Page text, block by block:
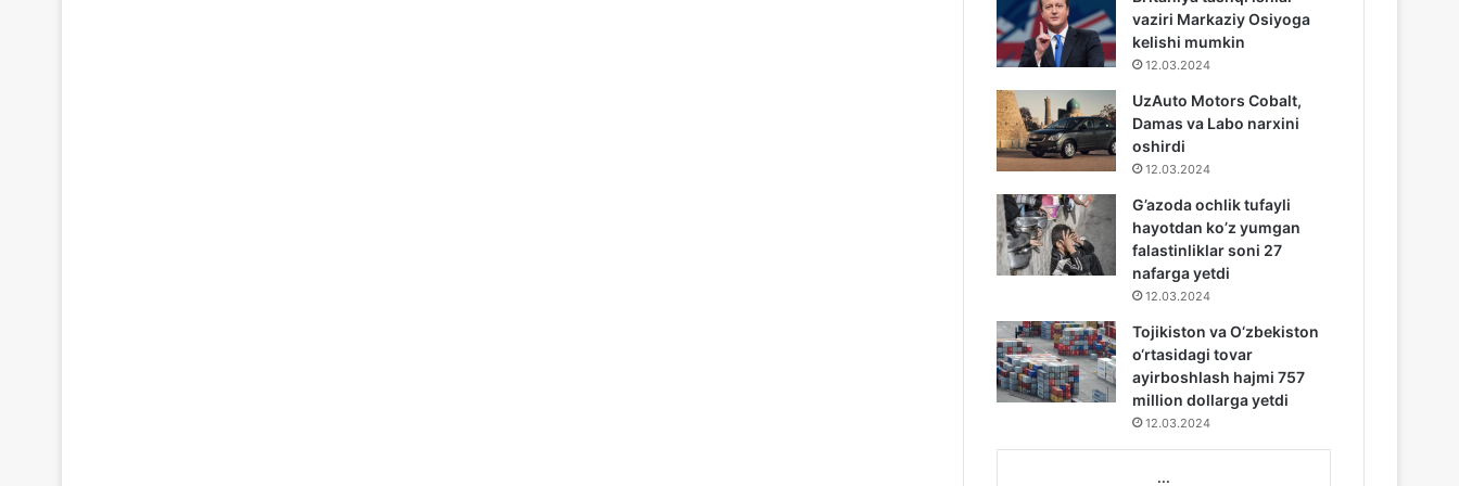
vaziri Markaziy Osiyoga
kelishi mumkin
12.03.2024
UzAuto Motors Cobalt,
Damas va Labo narxini
oshirdi
12.03.2024
G’azoda ochlik tufayli
hayotdan ko’z yumgan
falastinliklar soni 27
nafarga yetdi
12.03.2024
Tojikiston va O‘zbekiston
o‘rtasidagi tovar
ayirboshlash hajmi 757
million dollarga yetdi
12.03.2024
...